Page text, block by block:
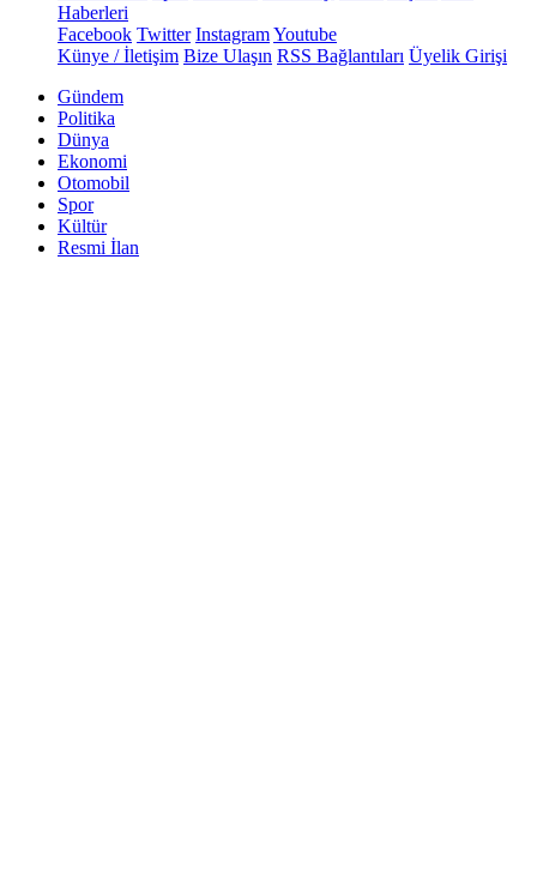
Haberleri
Facebook Twitter InstagramYoutube
Künye / İletişim Bize Ulaşın RSS Bağlantıları Üyelik Girişi
Gündem
Politika
Dünya
Ekonomi
Otomobil
Spor
Kültür
Resmi İlan